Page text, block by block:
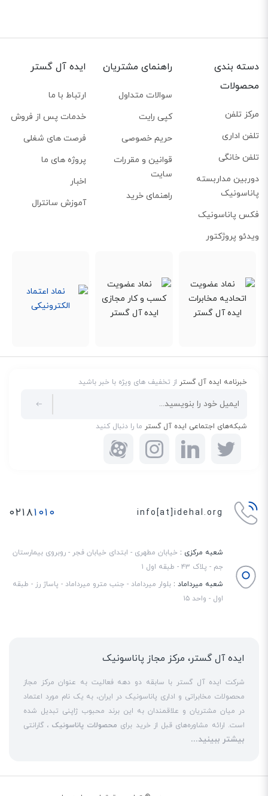
دسته بندی
محصولات
مرکز تلفن
تلفن اداری
تلفن خانگی
دوربین مداربسته
پاناسونیک
فکس پاناسونیک
ویدئو پروژکتور
راهنمای مشتریان
سوالات متداول
کپی رایت
حریم خصوصی
قوانین و مقررات
سایت
راهنمای خرید
ایده آل گستر
ارتباط با ما
خدمات پس از فروش
فرصت های شغلی
پروژه های ما
اخبار
آموزش سانترال
خبرنامه ایده آل گستراز تخفیف های ویژه با خبر باشید
شبکه‌های اجتماعی ایده آل گسترما را دنبال کنید
info[at]idehal.org ۰۲۱۸۱۰۱۰
شعبه مرکزی : خیابان مطهری - ابتدای خیابان فجر - روبروی بیمارستان
جم - پلاک ۴۳ - طبقه اول ۱
شعبه میرداماد : بلوار میرداماد - جنب مترو میرداماد - پاساژ رز - طبقه
اول - واحد ۱۵
ایده آل گستر، مرکز مجاز پاناسونیک
شرکت ایده آل گستر با سابقه دو دهه فعالیت به عنوان مرکز مجاز
محصولات مخابراتی و اداری پاناسونیک در ایران، به یک نام مورد اعتماد
در میان مشتریان و علاقمندان به این برند محبوب ژاپنی تبدیل شده
است. ارائه مشاوره‌های قبل از خرید برایمحصولات پاناسونیک، گارانتی
18 ماهه معتبر و شرکتی برای کلیه محصولات عرضه شده و تعهد کامل
بیشتر ببینید...